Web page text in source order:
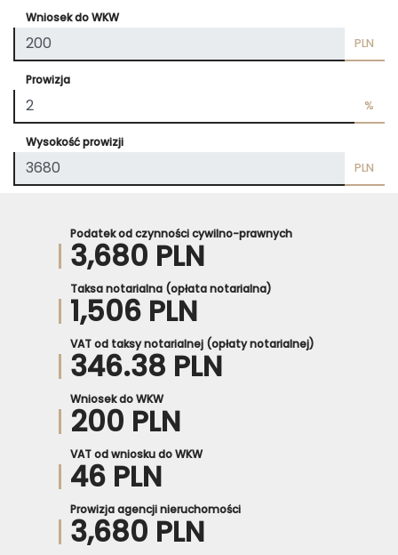
Wniosek do WKW
PLN
Prowizja
%
Wysokość prowizji
PLN
Podatek od czynności cywilno-prawnych
3,680 PLN
Taksa notarialna (opłata notarialna)
1,506 PLN
VAT od taksy notarialnej (opłaty notarialnej)
346.38 PLN
Wniosek do WKW
200 PLN
VAT od wniosku do WKW
46 PLN
Prowizja agencji nieruchomości
3,680 PLN